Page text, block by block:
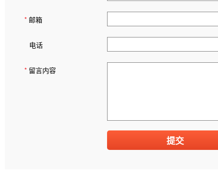
* 邮箱
电话
* 留言内容